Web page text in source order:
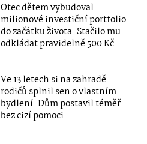
Otec dětem vybudoval
milionové investiční portfolio
do začátku života. Stačilo mu
odkládat pravidelně 500 Kč
Ve 13 letech si na zahradě
rodičů splnil sen o vlastním
bydlení. Dům postavil téměř
bez cizí pomoci